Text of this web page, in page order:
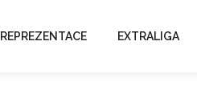
REPREZENTACE EXTRALIGA